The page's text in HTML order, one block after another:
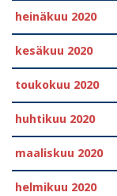
heinäkuu 2020
kesäkuu 2020
toukokuu 2020
huhtikuu 2020
maaliskuu 2020
helmikuu 2020